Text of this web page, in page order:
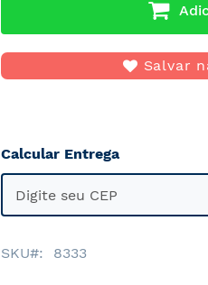
Salvar
Calcular Entrega
SKU 8333